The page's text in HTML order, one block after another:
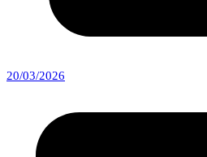
20/03/2026